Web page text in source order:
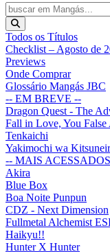
Todos os Títulos
Checklist – Agosto de
Previews
Onde Comprar
Glossário Mangás JBC
-- EM BREVE --
Dragon Quest - The
Fall in Love, You False
Tenkaichi
Yakimochi wa
-- MAIS
Akira
Blue Box
Boa Noite Punpun
CDZ - Next Dimension
Fullmetal Alchemist
Haikyu!!
Hunter X Hunter